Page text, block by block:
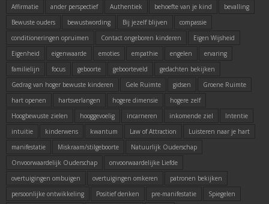
Affirmatie ander perspectief Authentiek behoefte van je kind
bevalling
Bewuste ouders
bewustwording Bij jezelf blijven
compassie
conditioneringen opruimen
Contact ongeboren kinderen
Eigen Wijsheid
Eigenheid
eigenwaarde emoties empathie engelen
ervaring
familielijn
focus geboorte geboorteveld
gedachten bekijken
Gedrag van hoger bewuste kinderen
Gele Ruimte gidsen
Groene Ruimte
hart openen
hartsverlangen hogere dimensie
hogere zelf
Hoogbewuste zielen
hooggevoelig incarneren inkomende ziel
Intentie
intuitie
kinderwens kwantum Law of Attraction
Luisteren naar je hart
manifestatie
Miskraam/stilgeboorte
Natuurlijk Ouderschap
Onvoorwaardelijk Ouderschap
onvoorwaardelijke Liefde
overtuigingen ombuigen
overtuigingen omkeren
patronen bekijken
persoonlijke ontwikkeling
Positief denken pre-manifestatie
Spiegelen